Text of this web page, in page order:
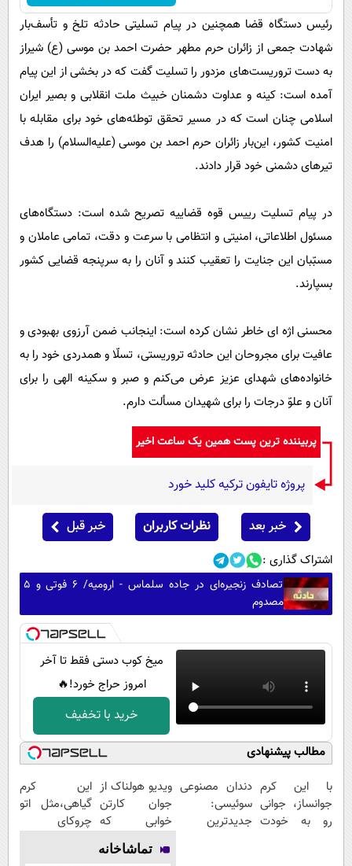
رئیس دستگاه قضا همچنین در پیام تسلیتی حادثه‌ تلخ و تأسف‌بار
شهادت جمعی از زائران حرم مطهر حضرت احمد بن موسی (ع) شیراز
به دست تروریست‌های مزدور را تسلیت گفت که در بخشی از این پیام
آمده است: کینه و عداوت دشمنان خبیث ملت انقلابی و بصیر ایران
اسلامی چنان است که در مسیر تحقق توطئه‌های خود برای مقابله با
امنیت کشور، این‌بار زائران حرم احمد بن موسی (علیه‌السلام) را هدف
تیرهای دشمنی خود قرار دادند.
در پیام تسلیت رییس قوه قضاییه تصریح شده است: دستگاه‌های
مسئول اطلاعاتی، امنیتی و انتظامی با سرعت و دقت، تمامی عاملان و
مسبّبان این جنایت را تعقیب کنند و آنان را به سرپنجه‌ قضایی کشور
بسپارند.
محسنی اژه ای خاطر نشان کرده است: اینجانب ضمن آرزوی بهبودی و
عافیت برای مجروحان این حادثه تروریستی، تسلّا و همدردی خود را به
خانواده‌های شهدای عزیز عرض می‌کنم و صبر و سکینه‌ الهی را برای
آنان و علوّ درجات را برای شهیدان مسألت دارم.
پربیننده ترین پست همین یک ساعت اخیر
پروژه تایفون ترکیه کلید خورد
خبر بعد نظرات کاربران خبر قبل
اشتراک گذاری :
تصادف زنجیره‌ای در جاده سلماس - ارومیه/ ۶ فوتی و ۵
مصدوم
میخ کوب دستی فقط تا آخر
امروز حراج خورد!🔥
خرید با تخفیف
مطالب پیشنهادی
با این کرم
جوانساز، جوانی
رو به خودت
دندان مصنوعی
سوئیسی:
جدیدترین
ویدیو هولناک از
جوان کارتن
خوابی که
میلیاردر شد.
آموزش رایگان
این کرم
گیاهی،مثل اتو
چروکای
تماشاخانه